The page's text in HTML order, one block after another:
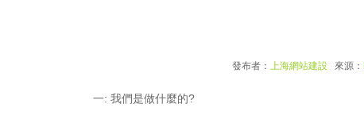
發布者： 上海網站建設 來源：
一: 我們是做什麼的?